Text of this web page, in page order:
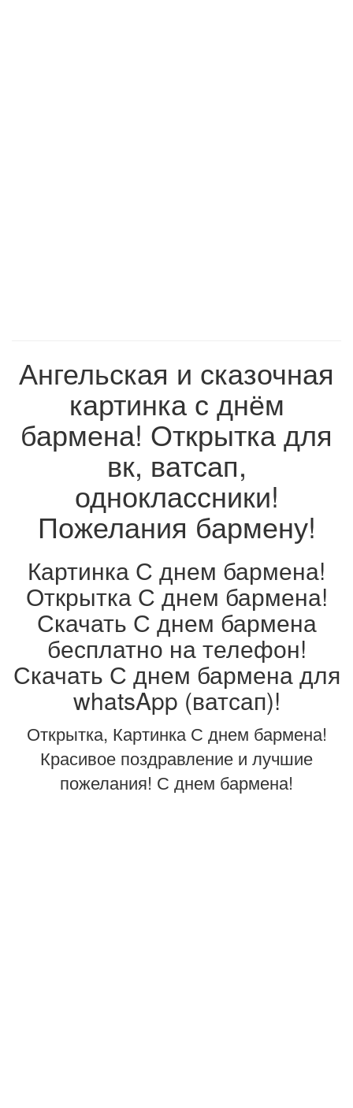
Ангельская и сказочная
картинка с днём
бармена! Открытка для
вк, ватсап,
одноклассники!
Пожелания бармену!
Картинка С днем бармена!
Открытка С днем бармена!
Скачать С днем бармена
бесплатно на телефон!
Скачать С днем бармена для
whatsApp (ватсап)!
Открытка, Картинка С днем бармена!
Красивое поздравление и лучшие
пожелания! С днем бармена!